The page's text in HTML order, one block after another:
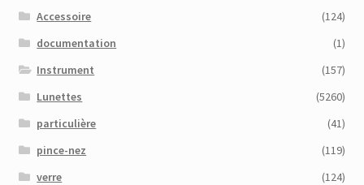
Accessoire
(124)
documentation
(1)
Instrument
(157)
Lunettes
(5260)
particulière
(41)
pince-nez
(119)
verre
(124)